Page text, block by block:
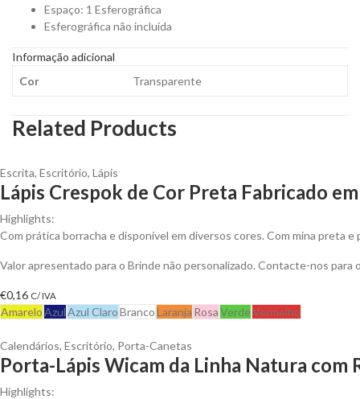
Espaço: 1 Esferográfica
Esferográfica não incluída
Informação adicional
Cor
Transparente
Related Products
Escrita, Escritório, Lápis
Lápis Crespok de Cor Preta Fabricado
Highlights:
Com prática borracha e disponível em diversos cores. Com mina preta e
Valor apresentado para o Brinde não personalizado. Contacte-nos
€0,16 C/ IVA
AmareloAzulAzul ClaroBrancoLaranja RosaVerdeVermelho
Calendários, Escritório, Porta-Canetas
Porta-Lápis Wicam da Linha Natura
Highlights: